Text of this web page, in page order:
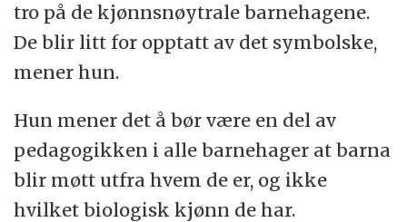
tro på de kjønnsnøytrale barnehagene.
De blir litt for opptatt av det symbolske,
mener hun.
Hun mener det å bør være en del av
pedagogikken i alle barnehager at barna
blir møtt utfra hvem de er, og ikke
hvilket biologisk kjønn de har.